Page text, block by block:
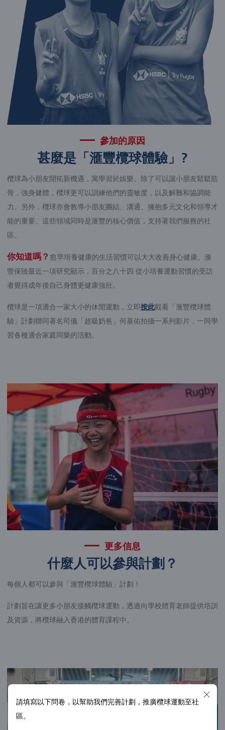
參加的原因
甚麼是「滙豐欖球體驗」?
欖球為小朋友開拓新機遇，寓學習於娛樂。除了可以讓小朋友鬆鬆筋
骨，強身健體，欖球更可以訓練他們的靈敏度，以及解難和協調能
力。另外，欖球亦會教導小朋友團結、溝通、擁抱多元文化和領導才
能的重要。這些領域同時是滙豐的核心價值，支持著我們服務的社
區。
你知道嗎？ 愈早培養健康的生活習慣可以大大改善身心健康。滙
豐保險最近一項研究顯示，百分之八十四 從小培養運動習慣的受訪
者覺得成年後自己身體更健康強壯。
欖球是一項適合一家大小的休閒運動，立即按此觀看「滙豐欖球體
驗」計劃聯同著名司儀「超級奶爸」何基佑拍攝一系列影片，一同學
習各種適合家庭同樂的活動。
更多信息
什麼人可以參與計劃？
每個人都可以參與「滙豐欖球體驗」計劃！
計劃旨在讓更多小朋友接觸欖球運動，透過向學校體育老師提供培訓
及資源，將欖球融入香港的體育課程中。
請填寫以下問卷，以幫助我們完善計劃，推廣欖球運動至社
區。